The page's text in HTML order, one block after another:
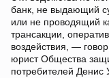
банк, не выдающий
или не проводящий
трансакции,
воздействия, —
юрист Общества
потребителей Денис